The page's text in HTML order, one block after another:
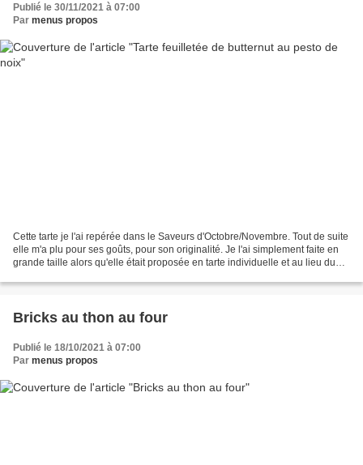
Publié le 30/11/2021 à 07:00
Par menus propos
Cette tarte je l'ai repérée dans le Saveurs d'Octobre/Novembre. Tout de suite
elle m'a plu pour ses goûts, pour son originalité. Je l'ai simplement faite en
grande taille alors qu'elle était proposée en tarte individuelle et au lieu du
Bricks au thon au four
Publié le 18/10/2021 à 07:00
Par menus propos